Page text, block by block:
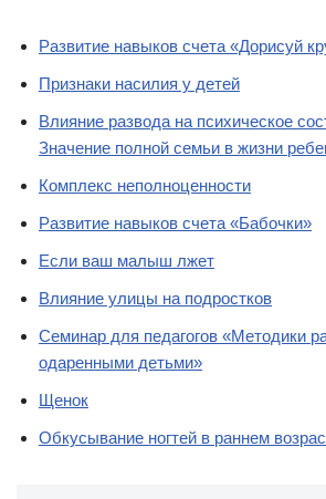
Развитие навыков счета «Дорисуй
Признаки насилия у детей
Влияние развода на психическое
Значение полной семьи в жизни
Комплекс неполноценности
Развитие навыков счета «Бабочки»
Если ваш малыш лжет
Влияние улицы на подростков
Семинар для педагогов «Методики
одаренными детьми»
Щенок
Обкусывание ногтей в раннем